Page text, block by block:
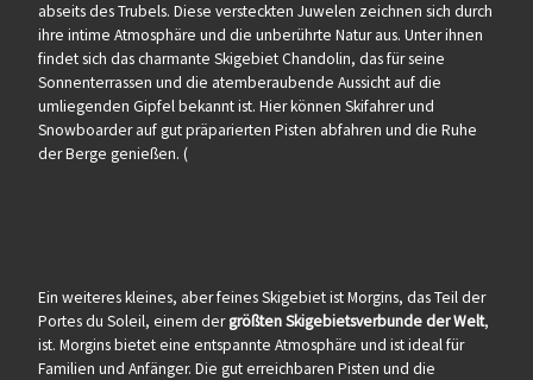
abseits des Trubels. Diese versteckten Juwelen zeichnen sich durch
ihre intime Atmosphäre und die unberührte Natur aus. Unter ihnen
findet sich das charmante Skigebiet Chandolin, das für seine
Sonnenterrassen und die atemberaubende Aussicht auf die
umliegenden Gipfel bekannt ist. Hier können Skifahrer und
Snowboarder auf gut präparierten Pisten abfahren und die Ruhe
der Berge genießen. (
Ein weiteres kleines, aber feines Skigebiet ist Morgins, das Teil der
Portes du Soleil, einem dergrößten Skigebietsverbunde der Welt,
ist. Morgins bietet eine entspannte Atmosphäre und ist ideal für
Familien und Anfänger. Die gut erreichbaren Pisten und die